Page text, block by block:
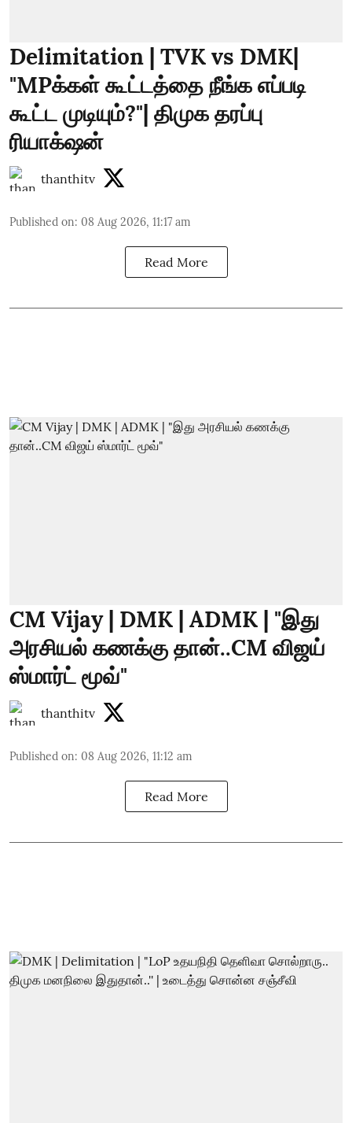
Delimitation | TVK vs DMK|
"MPக்கள் கூட்டத்தை நீங்க எப்படி
கூட்ட முடியும்?"| திமுக தரப்பு
ரியாக்‌ஷன்
thanthitv
Published on: 08 Aug 2026, 11:17 am
Read More
CM Vijay | DMK | ADMK | "இது
அரசியல் கணக்கு தான்..CM விஜய்
ஸ்மார்ட் மூவ்"
thanthitv
Published on: 08 Aug 2026, 11:12 am
Read More